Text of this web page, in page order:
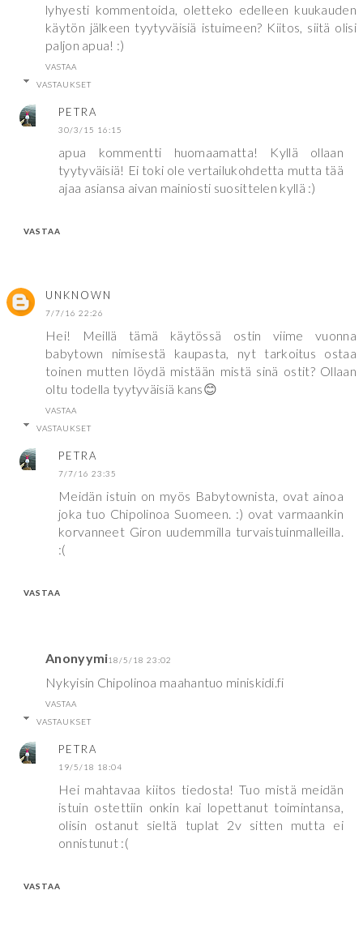
lyhyesti kommentoida, oletteko edelleen kuukauden
käytön jälkeen tyytyväisiä istuimeen? Kiitos, siitä olisi
paljon apua! :)
VASTAA
VASTAUKSET
PETRA
30/3/15 16:15
apua kommentti huomaamatta! Kyllä ollaan
tyytyväisiä! Ei toki ole vertailukohdetta mutta tää
ajaa asiansa aivan mainiosti suosittelen kyllä :)
VASTAA
UNKNOWN
7/7/16 22:26
Hei! Meillä tämä käytössä ostin viime vuonna
babytown nimisestä kaupasta, nyt tarkoitus ostaa
toinen mutten löydä mistään mistä sinä ostit? Ollaan
oltu todella tyytyväisiä kans😊
VASTAA
VASTAUKSET
PETRA
7/7/16 23:35
Meidän istuin on myös Babytownista, ovat ainoa
joka tuo Chipolinoa Suomeen. :) ovat varmaankin
korvanneet Giron uudemmilla turvaistuinmalleilla.
:(
VASTAA
Anonyymi18/5/18 23:02
Nykyisin Chipolinoa maahantuo miniskidi.fi
VASTAA
VASTAUKSET
PETRA
19/5/18 18:04
Hei mahtavaa kiitos tiedosta! Tuo mistä meidän
istuin ostettiin onkin kai lopettanut toimintansa,
olisin ostanut sieltä tuplat 2v sitten mutta ei
onnistunut :(
VASTAA